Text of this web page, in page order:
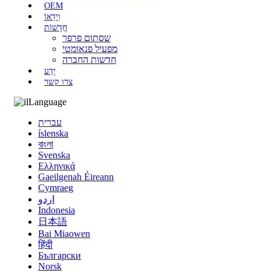
OEM
וִידֵאוֹ
חֲדָשׁוֹת
שסתום פרפר
מפעיל פנאומטי
חדשות החברה
יֶדַע
צרו קשר
Language
עברית
íslenska
বাংলা
Svenska
Ελληνικά
Gaeilgenah Éireann
Cymraeg
اردو
Indonesia
日本語
Bai Miaowen
हिंदी
Български
Norsk